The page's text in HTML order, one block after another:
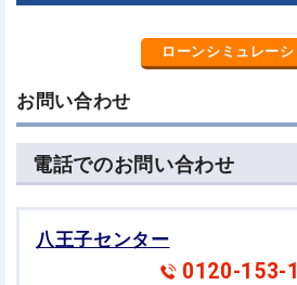
ローンシミュレーシ
お問い合わせ
電話でのお問い合わせ
八王子センター
0120-153-